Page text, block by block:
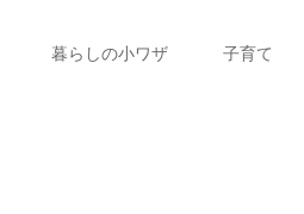
暮らしの小ワザ 子育て